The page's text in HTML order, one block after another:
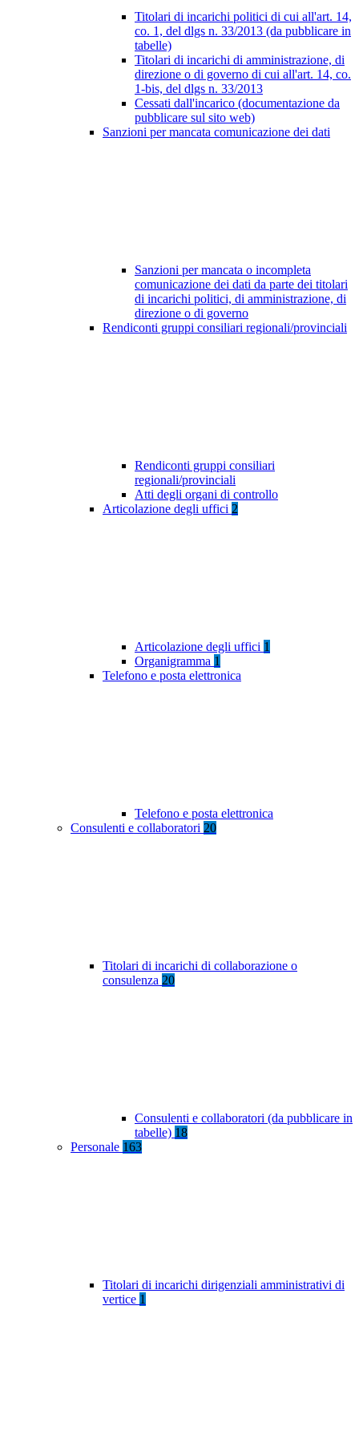
Titolari di incarichi politici di cui all'art. 14,
co. 1, del dlgs n. 33/2013 (da pubblicare in
tabelle)
Titolari di incarichi di amministrazione, di
direzione o di governo di cui all'art. 14, co.
1-bis, del dlgs n. 33/2013
Cessati dall'incarico (documentazione da
pubblicare sul sito web)
Sanzioni per mancata comunicazione dei dati
Sanzioni per mancata o incompleta
comunicazione dei dati da parte dei titolari
di incarichi politici, di amministrazione, di
direzione o di governo
Rendiconti gruppi consiliari regionali/provinciali
Rendiconti gruppi consiliari
regionali/provinciali
Atti degli organi di controllo
Articolazione degli uffici 2
Articolazione degli uffici 1
Organigramma 1
Telefono e posta elettronica
Telefono e posta elettronica
Consulenti e collaboratori 20
Titolari di incarichi di collaborazione o
consulenza 20
Consulenti e collaboratori (da pubblicare in
tabelle) 18
Personale 163
Titolari di incarichi dirigenziali amministrativi di
vertice 1